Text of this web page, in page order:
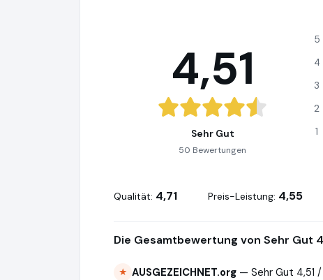
4,51
Sehr Gut
50 Bewertungen
5
4
3
2
1
Qualität: 4,71 Preis-Leistung: 4,55
Die Gesamtbewertung von Sehr Gut
★ AUSGEZEICHNET.org — Sehr Gut 4,51